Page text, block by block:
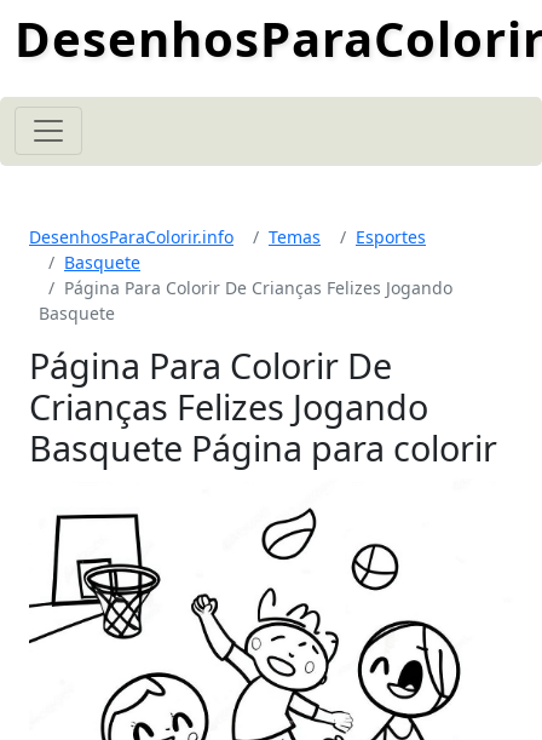
DesenhosParaColorir.info Temas
Esportes
Basquete
Página Para Colorir De Crianças Felizes Jogando
Basquete
Página Para Colorir De
Crianças Felizes Jogando
Basquete Página para colorir